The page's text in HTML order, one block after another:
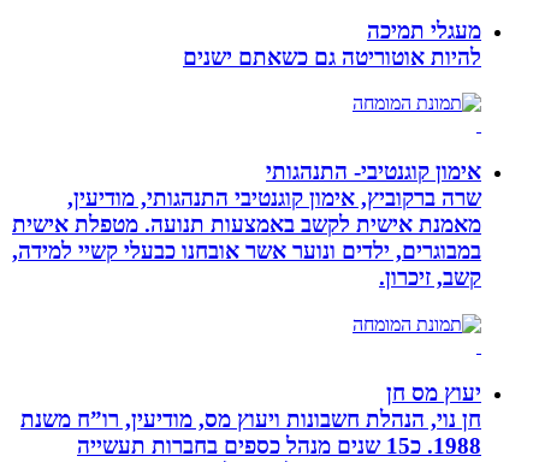
מעגלי תמיכה
להיות אוטוריטה גם כשאתם ישנים
אימון קוגנטיבי- התנהגותי
שרה ברקוביץ, אימון קוגנטיבי התנהגותי, מודיעין,
מאמנת אישית לקשב באמצעות תנועה. מטפלת אישית
במבוגרים, ילדים ונוער אשר אובחנו כבעלי קשיי למידה,
קשב, זיכרון.
יעוץ מס חן
חן נוי, הנהלת חשבונות ויעוץ מס, מודיעין, רו”ח משנת
1988. כ15 שנים מנהל כספים בחברות תעשייה